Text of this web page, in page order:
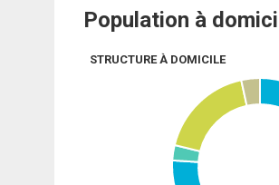
Population à
STRUCTURE À DOMICILE